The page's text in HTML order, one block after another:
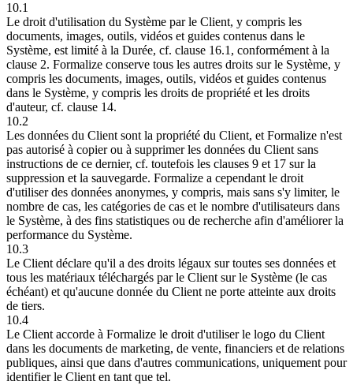
10.1
Le droit d'utilisation du Système par le Client, y compris les
documents, images, outils, vidéos et guides contenus dans le
Système, est limité à la Durée, cf. clause 16.1, conformément à la
clause 2. Formalize conserve tous les autres droits sur le Système, y
compris les documents, images, outils, vidéos et guides contenus
dans le Système, y compris les droits de propriété et les droits
d'auteur, cf. clause 14.
10.2
Les données du Client sont la propriété du Client, et Formalize n'est
pas autorisé à copier ou à supprimer les données du Client sans
instructions de ce dernier, cf. toutefois les clauses 9 et 17 sur la
suppression et la sauvegarde. Formalize a cependant le droit
d'utiliser des données anonymes, y compris, mais sans s'y limiter, le
nombre de cas, les catégories de cas et le nombre d'utilisateurs dans
le Système, à des fins statistiques ou de recherche afin d'améliorer la
performance du Système.
10.3
Le Client déclare qu'il a des droits légaux sur toutes ses données et
tous les matériaux téléchargés par le Client sur le Système (le cas
échéant) et qu'aucune donnée du Client ne porte atteinte aux droits
de tiers.
10.4
Le Client accorde à Formalize le droit d'utiliser le logo du Client
dans les documents de marketing, de vente, financiers et de relations
publiques, ainsi que dans d'autres communications, uniquement pour
identifier le Client en tant que tel.